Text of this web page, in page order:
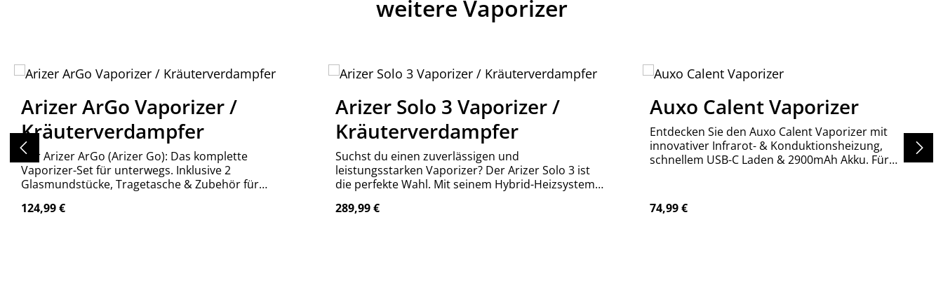
weitere Vaporizer
Produktgalerie überspringen
Arizer ArGo Vaporizer /
Kräuterverdampfer
Der Arizer ArGo (Arizer Go): Das komplette
Vaporizer-Set für unterwegs. Inklusive 2
Glasmundstücke, Tragetasche & Zubehör für
Diskretion von Arizer.
Regulärer Preis:
124,99 €
Arizer Solo 3 Vaporizer /
Kräuterverdampfer
Suchst du einen zuverlässigen und
leistungsstarken Vaporizer? Der Arizer Solo 3 ist
die perfekte Wahl. Mit seinem Hybrid-Heizsystem
und Profis gleichermaßen geeignet.
Regulärer Preis:
289,99 €
Auxo Calent Vaporizer
Entdecken Sie den Auxo Calent Vaporizer mit
innovativer Infrarot- & Konduktionsheizung,
schnellem USB-C Laden & 2900mAh Akku. Für
Regulärer Preis:
74,99 €